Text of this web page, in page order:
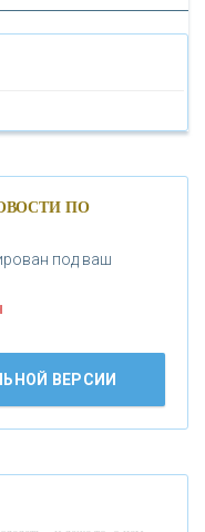
ПО
под ваш
ВЕРСИИ